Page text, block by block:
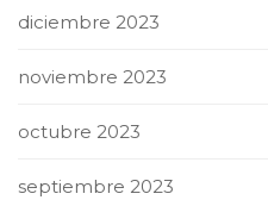
diciembre 2023
noviembre 2023
octubre 2023
septiembre 2023